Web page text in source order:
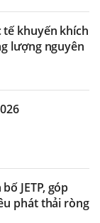
tế khuyến khích
lượng nguyên
JETP, góp
phát thải ròng